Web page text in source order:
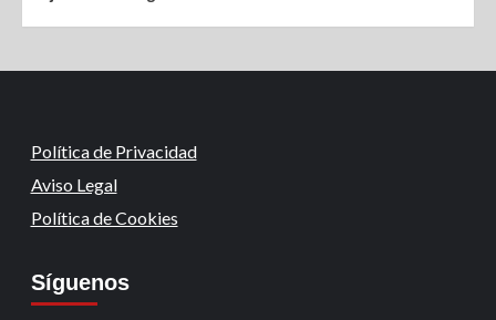
Política de Privacidad
Aviso Legal
Política de Cookies
Síguenos